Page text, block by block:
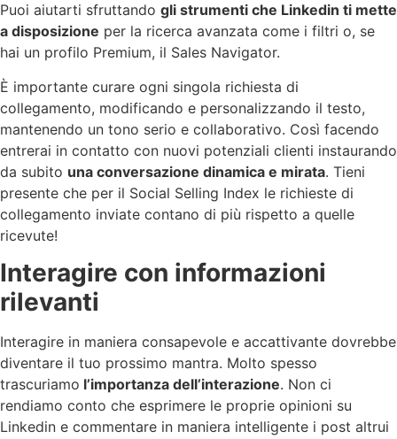
Puoi aiutarti sfruttando gli strumenti che Linkedin ti mette
a disposizione per la ricerca avanzata come i filtri o, se
hai un profilo Premium, il Sales Navigator.
È importante curare ogni singola richiesta di
collegamento, modificando e personalizzando il testo,
mantenendo un tono serio e collaborativo. Così facendo
entrerai in contatto con nuovi potenziali clienti instaurando
da subito una conversazione dinamica e mirata. Tieni
presente che per il Social Selling Index le richieste di
collegamento inviate contano di più rispetto a quelle
ricevute!
Interagire con informazioni
rilevanti
Interagire in maniera consapevole e accattivante dovrebbe
diventare il tuo prossimo mantra. Molto spesso
trascuriamo l’importanza dell’interazione. Non ci
rendiamo conto che esprimere le proprie opinioni su
Linkedin e commentare in maniera intelligente i post altrui